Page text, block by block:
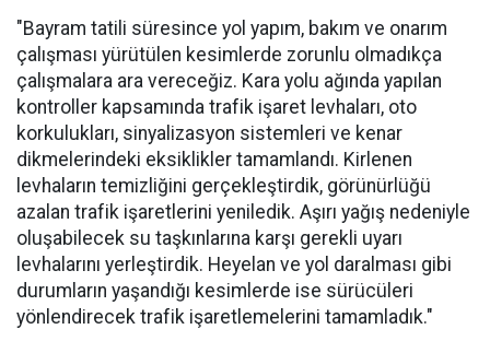
"Bayram tatili süresince yol yapım, bakım ve onarım
çalışması yürütülen kesimlerde zorunlu olmadıkça
çalışmalara ara vereceğiz. Kara yolu ağında yapılan
kontroller kapsamında trafik işaret levhaları, oto
korkulukları, sinyalizasyon sistemleri ve kenar
dikmelerindeki eksiklikler tamamlandı. Kirlenen
levhaların temizliğini gerçekleştirdik, görünürlüğü
azalan trafik işaretlerini yeniledik. Aşırı yağış nedeniyle
oluşabilecek su taşkınlarına karşı gerekli uyarı
levhalarını yerleştirdik. Heyelan ve yol daralması gibi
durumların yaşandığı kesimlerde ise sürücüleri
yönlendirecek trafik işaretlemelerini tamamladık."